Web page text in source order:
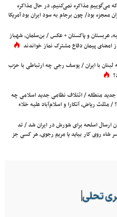
می‌گوییم مذاکره نمی‌کنیم، در حال مذاکره
معجزه بود/ چون برجام به سود ایران بود آمریکا
عربستان و پاکستان + عکس / بن‌سلمان، شهباز
امضای پیمان دفاع مشترک نماز خواندند
لبنان با ایران / یوسف رجی چه ارتباطی با حزب
جدید منطقه / ائتلاف نظامی جدید اسلامی چه
/ مثلث ریاض، آنکارا و اسلام‌آباد علیه خلاء
ارسال اسلحه برای شورش در ایران شد / تد
شاه روی کار بیاید یا مریم رجوی، هر کسی جز